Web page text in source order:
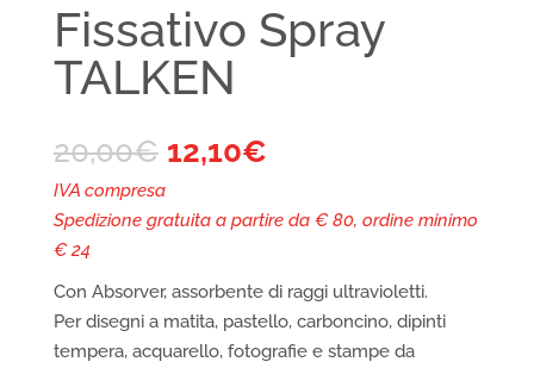
Fissativo Spray
TALKEN
20,00€ 12,10€
IVA compresa
Spedizione gratuita a partire da € 80, ordine minimo
€ 24
Con Absorver, assorbente di raggi ultravioletti.
Per disegni a matita, pastello, carboncino, dipinti
tempera, acquarello, fotografie e stampe da